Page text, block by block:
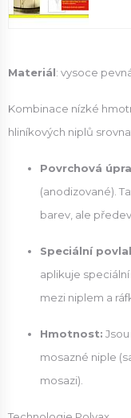
Materiál: vysoce
Kombinace nízké
hliníkových niplů
Povrchová
(anodizované).
barev, ale
Speciální
aplikuje speciální
mezi niplem a
Hmotnost:
mosazné niple
mosazi).